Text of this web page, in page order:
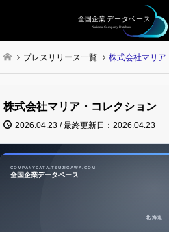
プレスリリース一覧 株式会社マリア
株式会社マリア・コレクション
2026.04.23 / 最終更新日：2026.04.23